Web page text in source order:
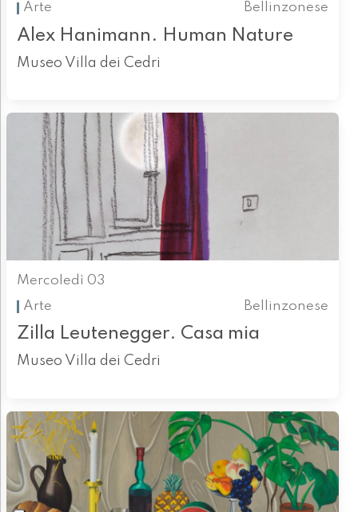
Arte
Bellinzonese
Alex Hanimann. Human Nature
Museo Villa dei Cedri
Mercoledì 03
Arte
Bellinzonese
Zilla Leutenegger. Casa mia
Museo Villa dei Cedri